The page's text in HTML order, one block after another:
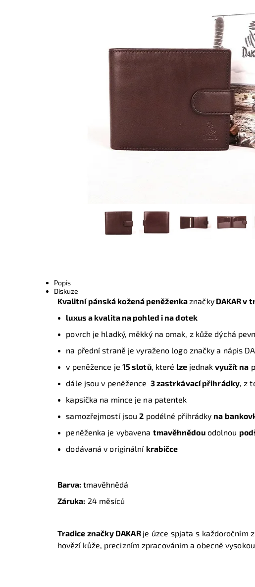
Popis
Diskuze
Kvalitní pánská kožená peněženkaznačkyDAKARv
luxus a kvalita na pohled i na dotek
povrch je hladký, měkký na omak, z kůže dýchá
na přední straně je vyraženo logo značky a nápis
v peněžence je 15 slotů, které lzejednak využít na
dále jsou v peněžence 3 zastrkávací přihrádky, z
kapsička na mince je na patentek
samozřejmostí jsou2 podélné přihrádky na
peněženka je vybavena tmavěhnědouodolnou
dodávaná v originální krabičce
Barva: tmavěhnědá
Záruka: 24 měsíců
Tradice značky DAKAR je úzce spjata s každoročním
hovězí kůže, precizním zpracováním a obecně